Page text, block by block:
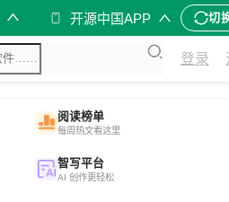
开源中国APP 切
登录
阅读榜单
每周热文看这里
智写平台
AI 创作更轻松